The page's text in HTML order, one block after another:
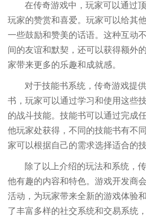
在传奇游戏中，玩家可以通过
玩家的赞赏和喜爱。玩家可以给其
一些鼓励和赞美的话语。这种互动
间的友谊和默契，还可以获得额外
家带来更多的乐趣和成就感。
对于技能书系统，传奇游戏提
书，玩家可以通过学习和使用这些
的战斗技能。技能书可以通过完成
他玩家处获得，不同的技能书有不
家可以根据自己的需求选择适合的技
除了以上介绍的玩法和系统，
他有趣的内容和特色。游戏开发商
活动，为玩家带来全新的游戏体验
了丰富多样的社交系统和交易系统